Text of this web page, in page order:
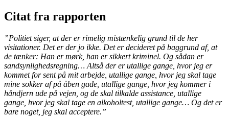
Citat fra rapporten
”Politiet siger, at der er rimelig mistænkelig grund til de her
visitationer. Det er der jo ikke. Det er decideret på baggrund af, at
de tænker: Han er mørk, han er sikkert kriminel. Og sådan er
sandsynlighedsregning… Altså der er utallige gange, hvor jeg er
kommet for sent på mit arbejde, utallige gange, hvor jeg skal tage
mine sokker af på åben gade, utallige gange, hvor jeg kommer i
håndjern ude på vejen, og de skal tilkalde assistance, utallige
gange, hvor jeg skal tage en alkoholtest, utallige gange… Og det er
bare noget, jeg skal acceptere.”